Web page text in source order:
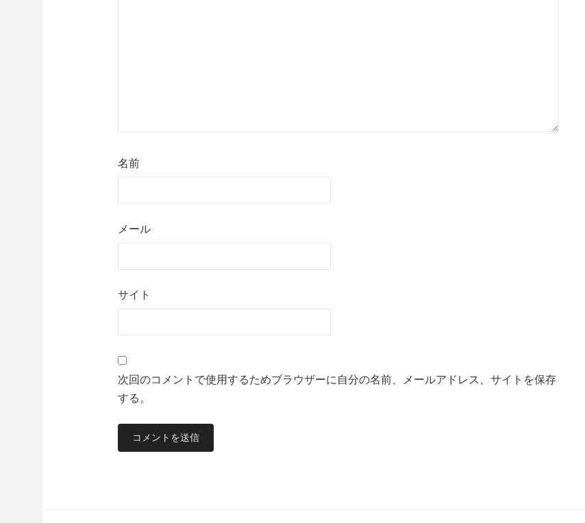
名前
メール
サイト
次回のコメントで使用するためブラウザーに自分の名前、メールアドレス、サイトを保存
する。